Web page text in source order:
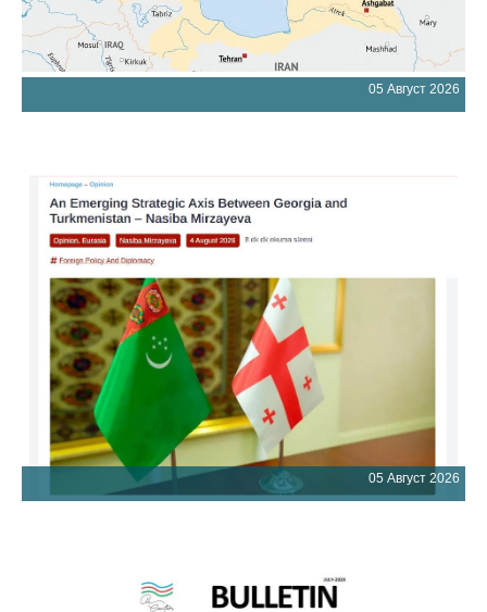
05 Август 2026
05 Август 2026